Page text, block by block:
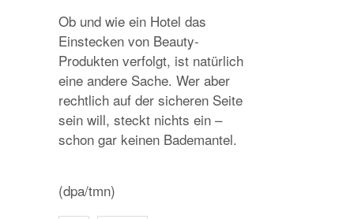
Ob und wie ein Hotel das
Einstecken von Beauty-
Produkten verfolgt, ist natürlich
eine andere Sache. Wer aber
rechtlich auf der sicheren Seite
sein will, steckt nichts ein –
schon gar keinen Bademantel.
(dpa/tmn)